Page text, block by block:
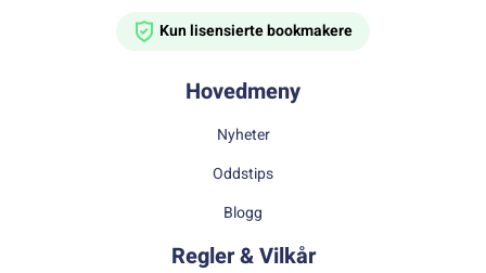
Kun lisensierte bookmakere
Hovedmeny
Nyheter
Oddstips
Blogg
Regler & Vilkår